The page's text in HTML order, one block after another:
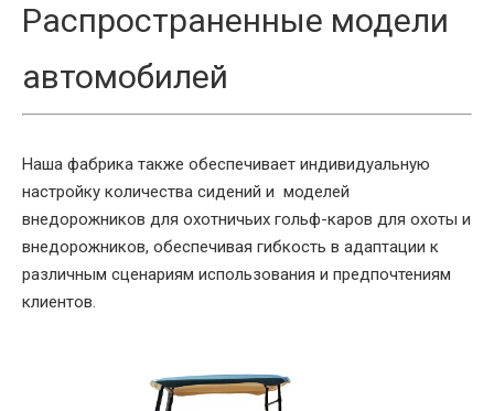
Распространенные модели
автомобилей
Наша фабрика также обеспечивает индивидуальную
настройку количества сидений и моделей
внедорожников для охотничьих гольф-каров для охоты и
внедорожников, обеспечивая гибкость в адаптации к
различным сценариям использования и предпочтениям
клиентов.